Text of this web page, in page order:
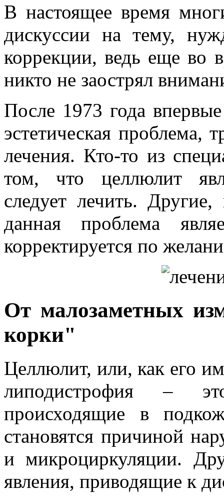
В настоящее время
дискуссии на тему,
коррекции, ведь еще во
никто не заострял
После 1973 года
эстетическая проблема,
лечения. Кто-то из
том, что целлюлит
следует лечить.
данная проблема
корректируется по
От малозаметных
корки"
Целлюлит, или, как его
липодистрофия –
происходящие в
становятся причиной
и микроциркуляции.
явления, приводящие к